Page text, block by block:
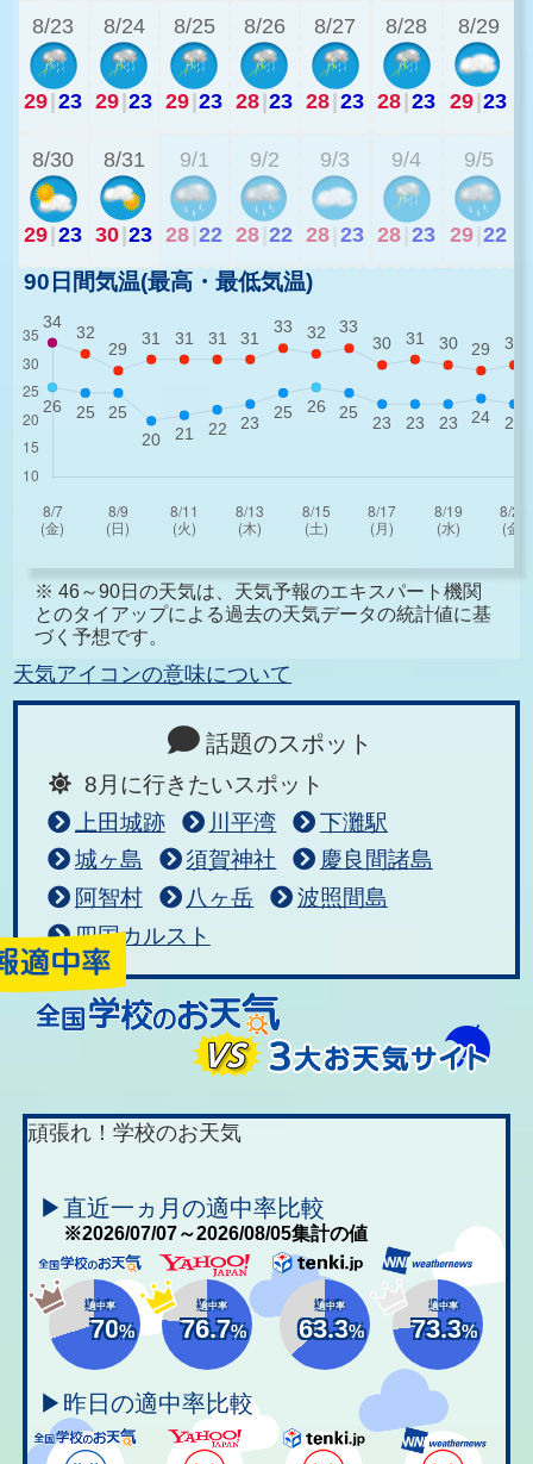
8/23
29 23
8/24
29 23
8/25
29 23
8/26
28 23
8/27
28 23
8/28
28 23
8/29
29 23
8/30
29 23
8/31
30 23
9/1
28 22
9/2
28 22
9/3
28 23
9/4
28 23
9/5
29 22
90日間気温(最高・最低気温)
※ 46～90日の天気は、天気予報のエキスパート機関
とのタイアップによる過去の天気データの統計値に基
づく予想です。
天気アイコンの意味について
話題のスポット
8月に行きたいスポット
上田城跡
川平湾
下灘駅
城ヶ島
須賀神社
慶良間諸島
阿智村
八ヶ岳
波照間島
四国カルスト
頑張れ！学校のお天気
▶直近一ヵ月の適中率比較
※2026/07/07～2026/08/05集計の値
適中率
70%
適中率
76.7%
適中率
63.3%
適中率
73.3%
▶昨日の適中率比較